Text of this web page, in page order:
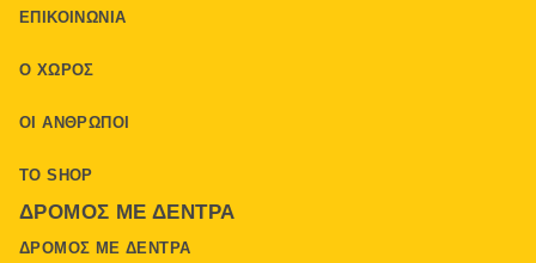
ΕΠΙΚΟΙΝΩΝΊΑ
Ο ΧΏΡΟΣ
ΟΙ ΆΝΘΡΩΠΟΙ
ΤΟ SHOP
ΔΡΌΜΟΣ ΜΕ ΔΈΝΤΡΑ
ΔΡΌΜΟΣ ΜΕ ΔΈΝΤΡΑ